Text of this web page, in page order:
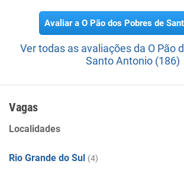
Avaliar a O Pão dos Pobres de
Ver todas as avaliações da O Pão
Santo Antonio (186)
Vagas
Localidades
Rio Grande do Sul (4)